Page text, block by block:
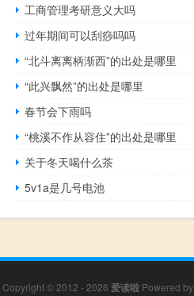
工商管理考研意义大吗
过年期间可以刮痧吗吗
“北斗离离柄渐西”的出处是哪里
“此兴飘然”的出处是哪里
春节会下雨吗
“桃溪不作从容住”的出处是哪里
关于冬天喝什么茶
5v1a是几号电池
Copyright © 2012 - 2026 爱读啦 Powered by